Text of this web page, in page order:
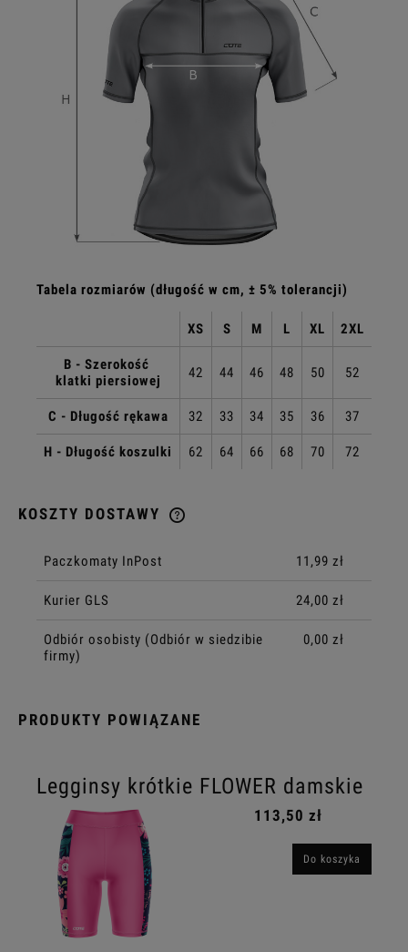
Tabela rozmiarów (długość w cm, ± 5% tolerancji)
XS S M L XL 2XL
B - Szerokość
klatki piersiowej
42 44 46 48 50 52
C - Długość rękawa 32 33 34 35 36 37
H - Długość koszulki 62 64 66 68 70 72
KOSZTY DOSTAWY
Paczkomaty InPost 11,99 zł
Kurier GLS 24,00 zł
Odbiór osobisty (Odbiór w siedzibie
firmy)
0,00 zł
PRODUKTY POWIĄZANE
Legginsy krótkie FLOWER damskie
113,50 zł
Do koszyka